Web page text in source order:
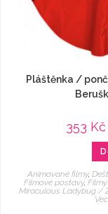
Pláštěnka /
353 Kč
Animované filmy,
Filmové postavy,
Miraculous Ladybug /